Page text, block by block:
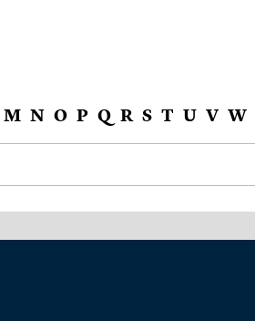
M N O P Q R S T U V W